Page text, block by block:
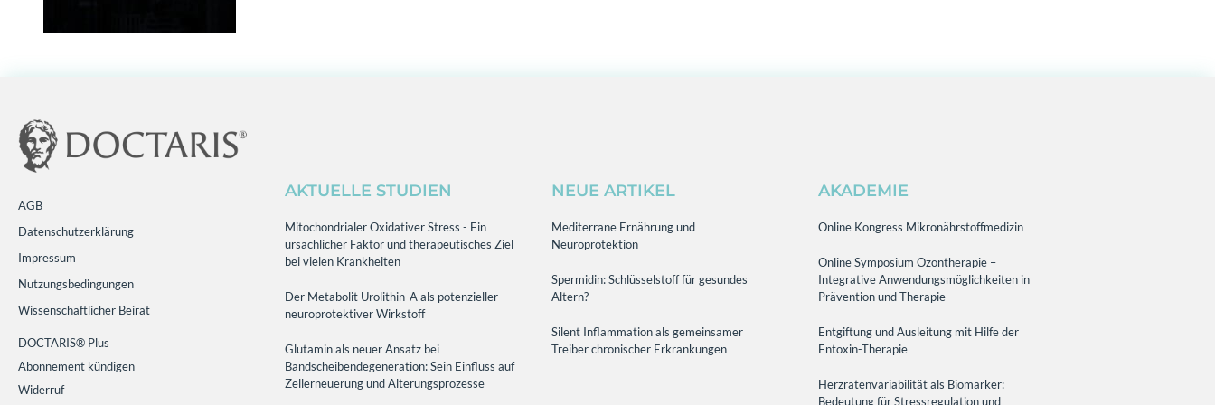
AGB
Datenschutzerklärung
Impressum
Nutzungsbedingungen
Wissenschaftlicher Beirat
DOCTARIS® Plus
Abonnement kündigen
Widerruf
AKTUELLE STUDIEN
Mitochondrialer Oxidativer Stress - Ein
ursächlicher Faktor und therapeutisches Ziel
bei vielen Krankheiten
Der Metabolit Urolithin-A als potenzieller
neuroprotektiver Wirkstoff
Glutamin als neuer Ansatz bei
Bandscheibendegeneration: Sein Einfluss auf
Zellerneuerung und Alterungsprozesse
NEUE ARTIKEL
Mediterrane Ernährung und
Neuroprotektion
Spermidin: Schlüsselstoff für gesundes
Altern?
Silent Inflammation als gemeinsamer
Treiber chronischer Erkrankungen
AKADEMIE
Online Kongress Mikronährstoffmedizin
Online Symposium Ozontherapie –
Integrative Anwendungsmöglichkeiten in
Prävention und Therapie
Entgiftung und Ausleitung mit Hilfe der
Entoxin-Therapie
Herzratenvariabilität als Biomarker:
Bedeutung für Stressregulation und